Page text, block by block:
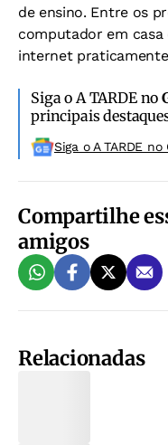
de ensino. Entre os
computador em casa
internet
Siga o A TARDE no
principais
Siga o A TARDE
Compartilhe
amigos
Relacionadas